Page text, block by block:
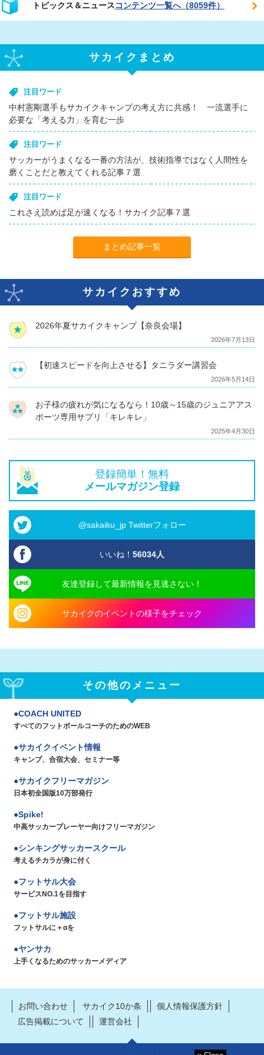
トピックス＆ニュースコンテンツ一覧へ（8059件）
サカイクまとめ
注目ワード
中村憲剛選手もサカイクキャンプの考え方に共感！ 一流選手に
必要な「考える力」を育む一歩
注目ワード
サッカーがうまくなる一番の方法が、技術指導ではなく人間性を
磨くことだと教えてくれる記事７選
注目ワード
これさえ読めば足が速くなる！サカイク記事７選
まとめ記事一覧
サカイクおすすめ
2026年夏サカイクキャンプ【奈良会場】
2026年7月13日
【初速スピードを向上させる】タニラダー講習会
2026年5月14日
お子様の疲れが気になるなら！10歳～15歳のジュニアアス
ポーツ専用サプリ「キレキレ」
2025年4月30日
登録簡単！無料
メールマガジン登録
@sakaiku_jp Twitterフォロー
いいね！ 56034人
友達登録して最新情報を見逃さない！
サカイクのイベントの様子をチェック
その他のメニュー
COACH UNITED
すべてのフットボールコーチのためのWEB
サカイクイベント情報
キャンプ、合宿大会、セミナー等
サカイクフリーマガジン
日本初全国版10万部発行
Spike!
中高サッカープレーヤー向けフリーマガジン
シンキングサッカースクール
考えるチカラが身に付く
フットサル大会
サービスNO.1を目指す
フットサル施設
フットサルに＋αを
ヤンサカ
上手くなるためのサッカーメディア
お問い合わせ サカイク10か条
個人情報保護方針
広告掲載について
運営会社